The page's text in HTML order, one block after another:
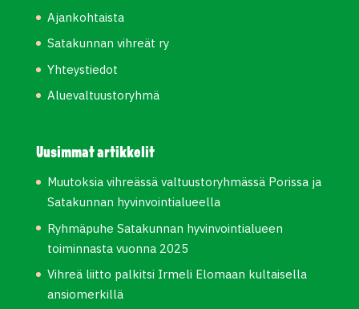
Ajankohtaista
Satakunnan vihreät ry
Yhteystiedot
Aluevaltuustoryhmä
Uusimmat artikkelit
Muutoksia vihreässä valtuustoryhmässä Porissa ja
Satakunnan hyvinvointialueella
Ryhmäpuhe Satakunnan hyvinvointialueen
toiminnasta vuonna 2025
Vihreä liitto palkitsi Irmeli Elomaan kultaisella
ansiomerkillä